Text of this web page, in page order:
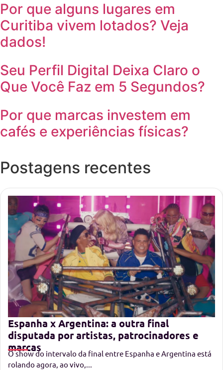
Por que alguns lugares em
Curitiba vivem lotados? Veja
dados!
Seu Perfil Digital Deixa Claro o
Que Você Faz em 5 Segundos?
Por que marcas investem em
cafés e experiências físicas?
Postagens recentes
Espanha x Argentina: a outra final
disputada por artistas, patrocinadores e
marcas
O show do intervalo da final entre Espanha e Argentina está
rolando agora, ao vivo,...